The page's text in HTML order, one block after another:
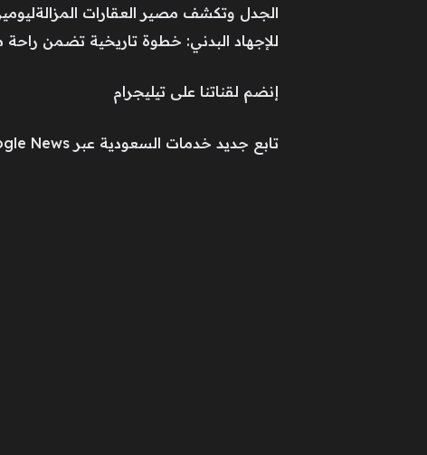
الجدل وتكشف مصير العقارات
للإجهاد البدني: خطوة تاريخية تضمن راحة
إنضم لقناتنا على تيليجرام
تابع جديد خدمات السعودية عبر Google News